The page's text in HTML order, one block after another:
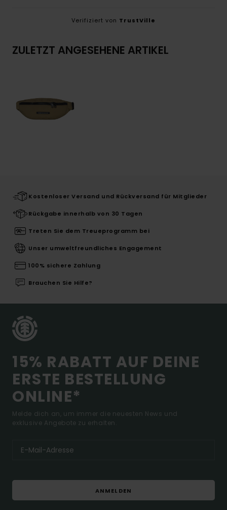
Verifiziert von TrustVille
ZULETZT ANGESEHENE ARTIKEL
Kostenloser Versand und Rückversand für Mitglieder
Rückgabe innerhalb von 30 Tagen
Treten Sie dem Treueprogramm bei
Unser umweltfreundliches Engagement
100% sichere Zahlung
Brauchen Sie Hilfe?
15% RABATT AUF DEINE
ERSTE BESTELLUNG
ONLINE*
Melde dich an, um immer die neuesten News und
exklusive Angebote zu erhalten.
ANMELDEN